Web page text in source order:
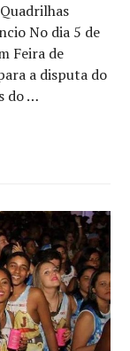
No dia 5 de
Feira de
a disputa do
do …
como a